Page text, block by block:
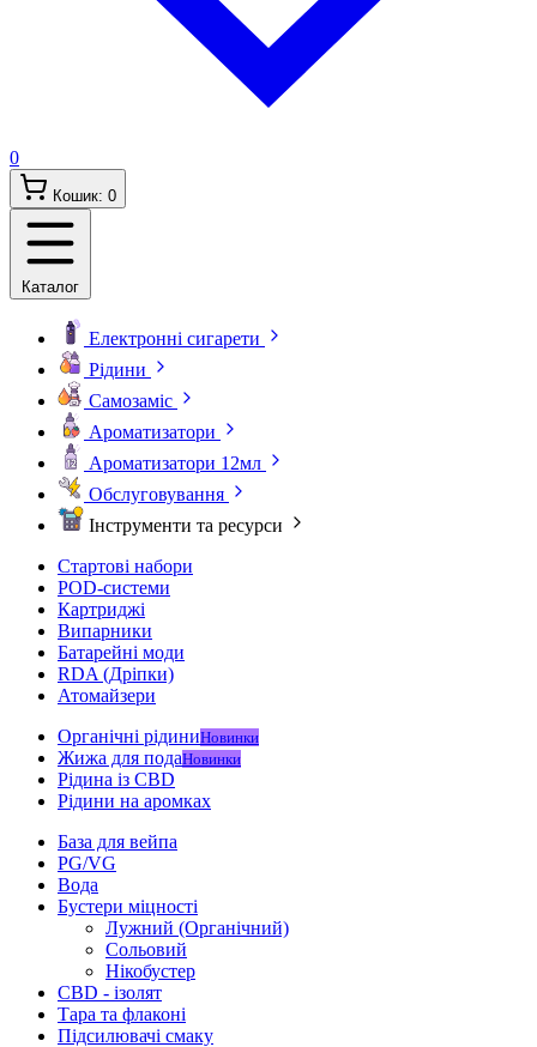
0
Кошик: 0
Каталог
Електронні сигарети
Рідини
Самозаміс
Ароматизатори
Ароматизатори 12мл
Обслуговування
Інструменти та ресурси
Стартові набори
POD-системи
Картриджі
Випарники
Батарейні моди
RDA (Дріпки)
Атомайзери
Органічні рідиниНовинки
Жижа для подаНовинки
Рідина із CBD
Рідини на аромках
База для вейпа
PG/VG
Вода
Бустери міцності
Лужний (Органічний)
Сольовий
Нікобустер
CBD - ізолят
Тара та флаконі
Підсилювачі смаку